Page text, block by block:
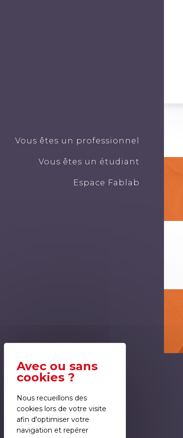
Vous êtes un professionnel
Vous êtes un étudiant
Espace Fablab
Nous recueillons des
cookies lors de votre visite
afin d'optimiser votre
navigation et repérer